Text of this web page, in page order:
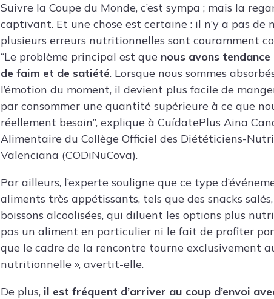
Suivre la Coupe du Monde, c’est sympa ; mais la
captivant. Et une chose est certaine : il n’y a pas
plusieurs erreurs nutritionnelles sont couramment
“Le problème principal est que nous avons
de faim et de satiété. Lorsque nous sommes
l’émotion du moment, il devient plus facile de
par consommer une quantité supérieure à ce que
réellement besoin”, explique à CuídatePlus Aina
Alimentaire du Collège Officiel des Diététiciens-
Valenciana (CODiNuCova).
Par ailleurs, l’experte souligne que ce type
aliments très appétissants, tels que des snacks
boissons alcoolisées, qui diluent les options plus
pas un aliment en particulier ni le fait de profiter
que le cadre de la rencontre tourne exclusivement
nutritionnelle », avertit-elle.
De plus, il est fréquent d’arriver au coup d’envoi